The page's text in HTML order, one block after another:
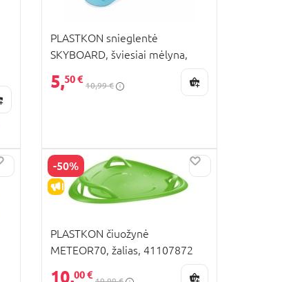
PLASTKON snieglentė
SKYBOARD, šviesiai mėlyna,
5,50 €
10,99 €
-50%
IŠPARDAVIMAS
PLASTKON čiuožynė
METEOR70, žalias, 41107872
10,00 €